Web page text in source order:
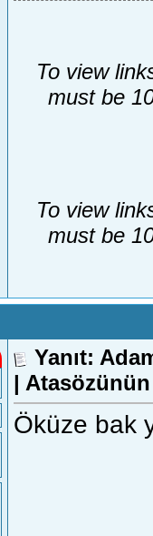
To view
must be
To view
must be
Yanıt:
| Atasözünün
Öküze bak